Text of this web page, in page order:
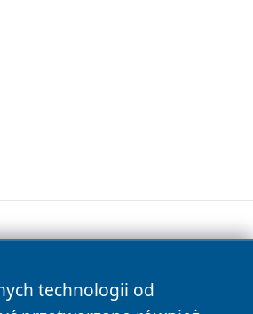
technologii od